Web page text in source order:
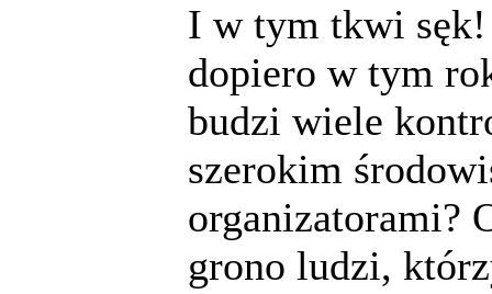
I w tym tkwi sęk!
dopiero w tym
budzi wiele
szerokim
organizatorami?
grono ludzi,